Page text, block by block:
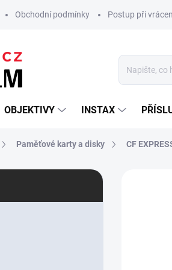
Obchodní podmínky Postup při
OBJEKTIVY INSTAX
Paměťové karty a disky CF